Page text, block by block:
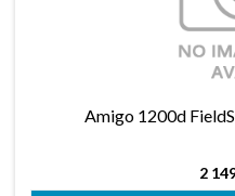
Amigo 1200d
2